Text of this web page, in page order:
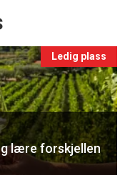
Ledig plass
lære forskjellen